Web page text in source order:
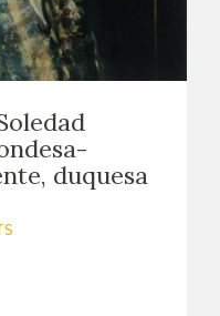
duquesa